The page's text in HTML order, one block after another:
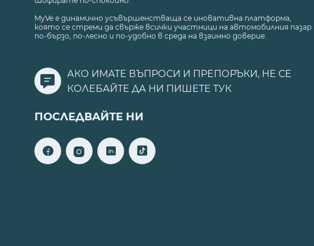
MyVe е динамично усъвършенстваща се иновативна платформа,
която се стреми да свърже всички участници на автомобилния пазар
по-бързо, по-лесно и по-удобно в среда на взаимно доверие.
АКО ИМАТЕ ВЪПРОСИ И ПРЕПОРЪКИ, НЕ СЕ
КОЛЕБАЙТЕ ДА НИ ПИШЕТЕ ТУК
ПОСЛЕДВАЙТЕ НИ